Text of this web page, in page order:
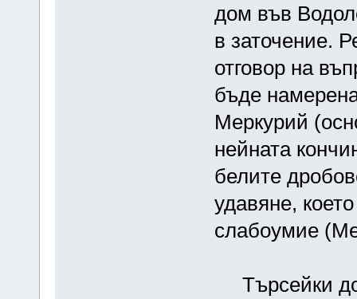
дом във
в заточение.
отговор на
бъде
Меркурий
нейната
белите
удавяне,
слабоумие
Търсейки